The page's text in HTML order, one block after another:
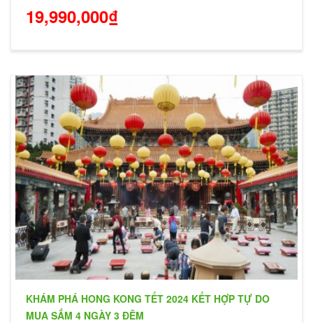
19,990,000₫
KHÁM PHÁ HONG KONG TẾT 2024 KẾT HỢP TỰ DO
MUA SẮM 4 NGÀY 3 ĐÊM